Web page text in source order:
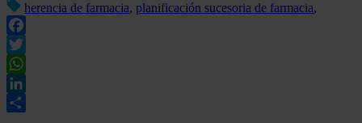
herencia de farmacia, planificación sucesoria de farmacia,
Facebook
Twitter
WhatsApp
LinkedIn